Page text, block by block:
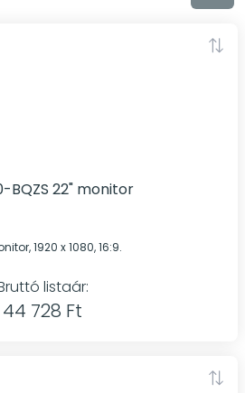
BQZS 22" monitor
1920 x 1080, 16:9.
listaár:
44 728 Ft